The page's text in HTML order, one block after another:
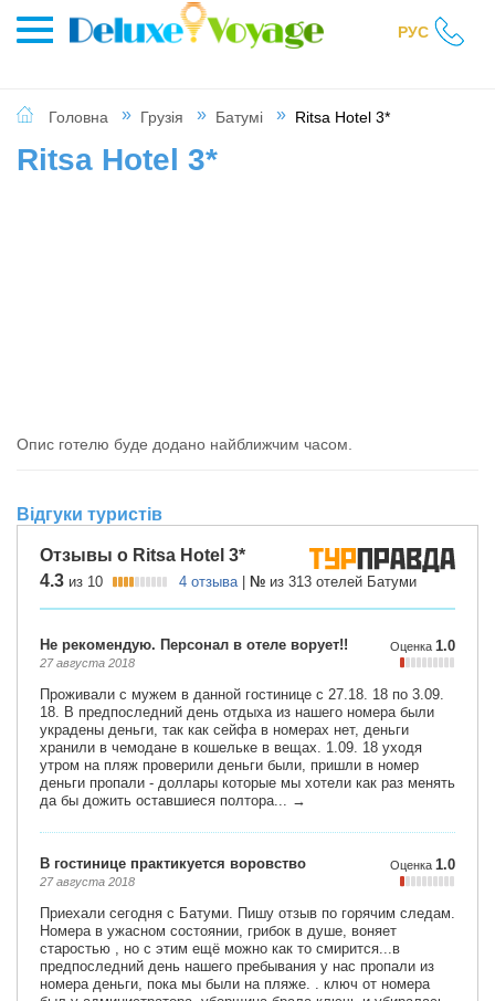
РУС
Головна Грузія Батумі Ritsa Hotel 3*
Ritsa Hotel 3*
Опис готелю буде додано найближчим часом.
Відгуки туристів